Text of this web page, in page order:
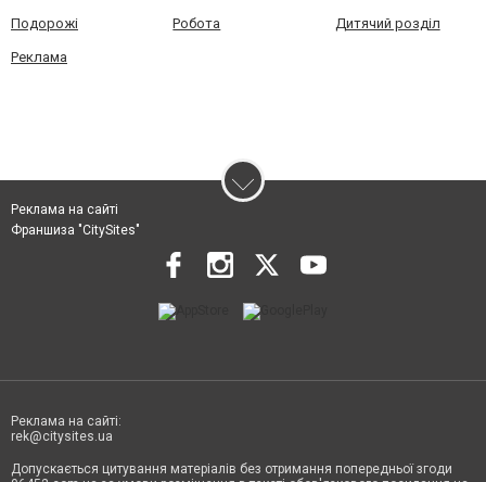
Подорожі Робота Дитячий розділ
Реклама
Реклама на сайті
Франшиза "CitySites"
Реклама на сайті:
rek@citysites.ua
Допускається цитування матеріалів без отримання попередньої згоди